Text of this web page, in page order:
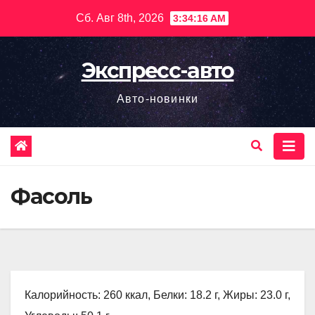
содержимому
Сб. Авг 8th, 2026 3:34:17 AM
Экспресс-авто
Авто-новинки
Фасоль
Калорийность: 260 ккал, Белки: 18.2 г, Жиры: 23.0 г,